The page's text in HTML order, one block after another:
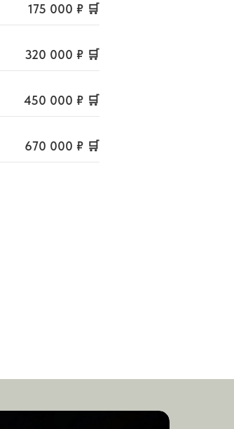
175 000 ₽ 🛒
320 000 ₽ 🛒
450 000 ₽ 🛒
670 000 ₽ 🛒